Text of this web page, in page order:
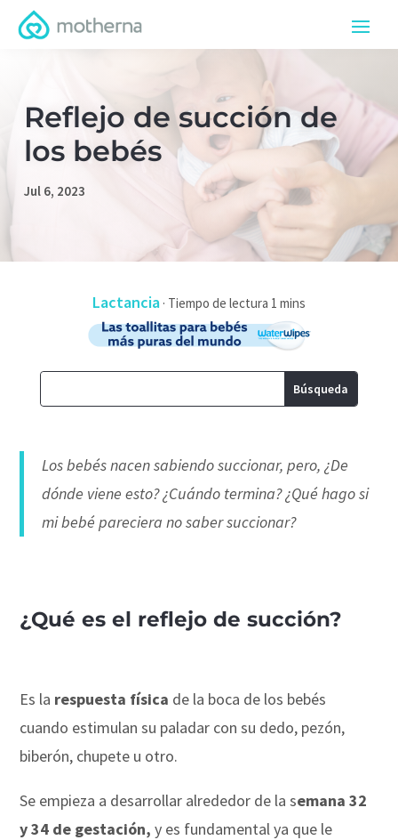
Reflejo de succión de
los bebés
Jul 6, 2023
Lactancia·
Los bebés nacen sabiendo succionar, pero, ¿De
dónde viene esto? ¿Cuándo termina? ¿Qué hago si
mi bebé pareciera no saber succionar?
¿Qué es el reflejo de succión?
Es la respuesta física de la boca de los bebés
cuando estimulan su paladar con su dedo, pezón,
biberón, chupete u otro.
Se empieza a desarrollar alrededor de la semana 32
y 34 de gestación,y es fundamental ya que le